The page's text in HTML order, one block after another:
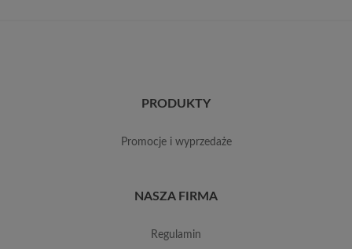
PRODUKTY
promocje i wyprzedaże
NASZA FIRMA
regulamin